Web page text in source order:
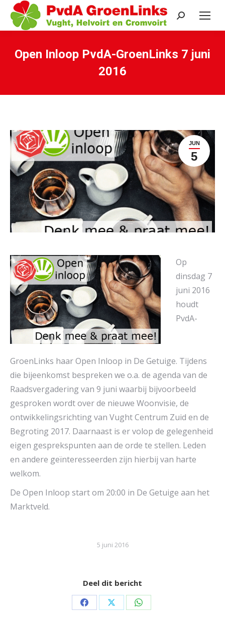
Search:
Open Inloop PvdA-GroenLinks 7 juni
2016
JUN
5
Op
dinsdag 7
juni 2016
houdt
PvdA-
GroenLinks haar Open Inloop in De Getuige. Tijdens
die bijeenkomst bespreken we o.a. de agenda van de
Raadsvergadering van 9 juni waarbij bijvoorbeeld
gesproken wordt over de nieuwe Woonvisie, de
ontwikkelingsrichting van Vught Centrum Zuid en de
Begroting 2017. Daarnaast is er volop de gelegenheid
eigen gesprekspunten aan de orde te stellen. Leden
en andere geïnteresseerden zijn hierbij van harte
welkom.
De Open Inloop start om 20:00 in De Getuige aan het
Marktveld.
5 juni 2016
Deel dit bericht
Share Share Share